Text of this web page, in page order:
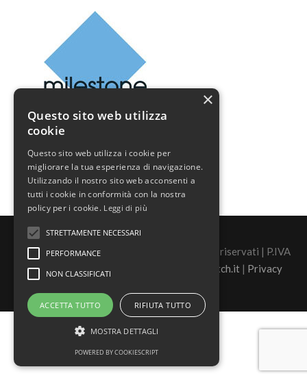
©2026 Real Security s.r.l. - tutti i diritti sono riservati | P.IVA
02446880060 |Sito Realizzato da Sasquatch.it | Privacy
×
Questo sito web utilizza
cookie
Questo sito web utilizza i cookie per
migliorare la tua esperienza di navigazione.
Utilizzando il nostro sito web acconsenti a
tutti i cookie in conformità con la nostra
policy per i cookie. Leggi di più
STRETTAMENTE NECESSARI
PERFORMANCE
NON CLASSIFICATI
ACCETTA TUTTO RIFIUTA TUTTO
MOSTRA DETTAGLI
POWERED BY COOKIESCRIPT